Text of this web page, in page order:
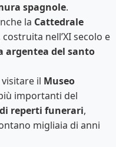
spagnole.
la Cattedrale
costruita nell’XI secolo e
argentea del santo
il Museo
importanti del
reperti funerari,
migliaia di anni